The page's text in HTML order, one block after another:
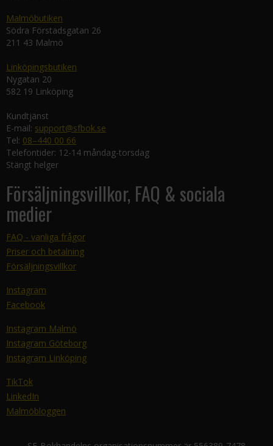
Malmöbutiken
Södra Förstadsgatan 26
211 43 Malmö
Linköpingsbutiken
Nygatan 20
582 19 Linköping
Kundtjänst
E-mail: support@sfbok.se
Tel: 08–440 00 66
Telefontider: 12-14 måndag-torsdag
Stängt helger
Försäljningsvillkor, FAQ & sociala
medier
FAQ - vanliga frågor
Priser och betalning
Försäljningsvillkor
Instagram
Facebook
Instagram Malmö
Instagram Göteborg
Instagram Linköping
TikTok
LinkedIn
Malmöbloggen